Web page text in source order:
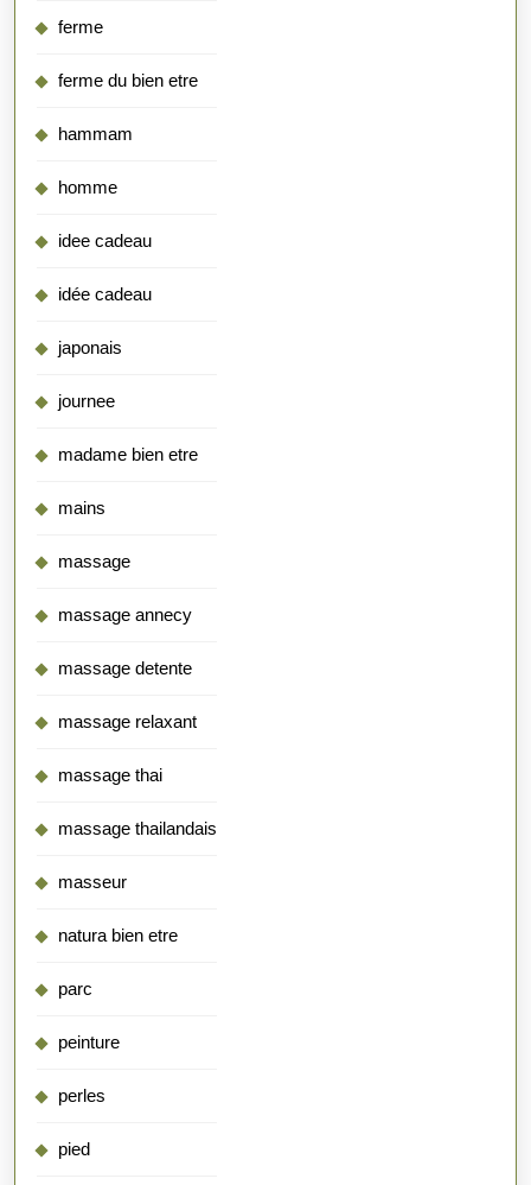
ferme
ferme du bien etre
hammam
homme
idee cadeau
idée cadeau
japonais
journee
madame bien etre
mains
massage
massage annecy
massage detente
massage relaxant
massage thai
massage thailandais
masseur
natura bien etre
parc
peinture
perles
pied